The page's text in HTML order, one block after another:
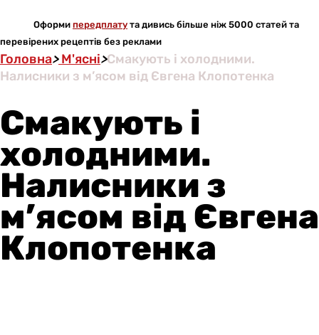
Оформи передплату та дивись більше ніж 5000 статей та
перевірених рецептів без реклами
Головна>М'ясні>Смакують і холодними.
Налисники з м’ясом від Євгена Клопотенка
Смакують і
холодними.
Налисники з
м’ясом від Євгена
Клопотенка